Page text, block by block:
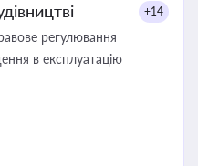
+14
регулювання
в експлуатацію